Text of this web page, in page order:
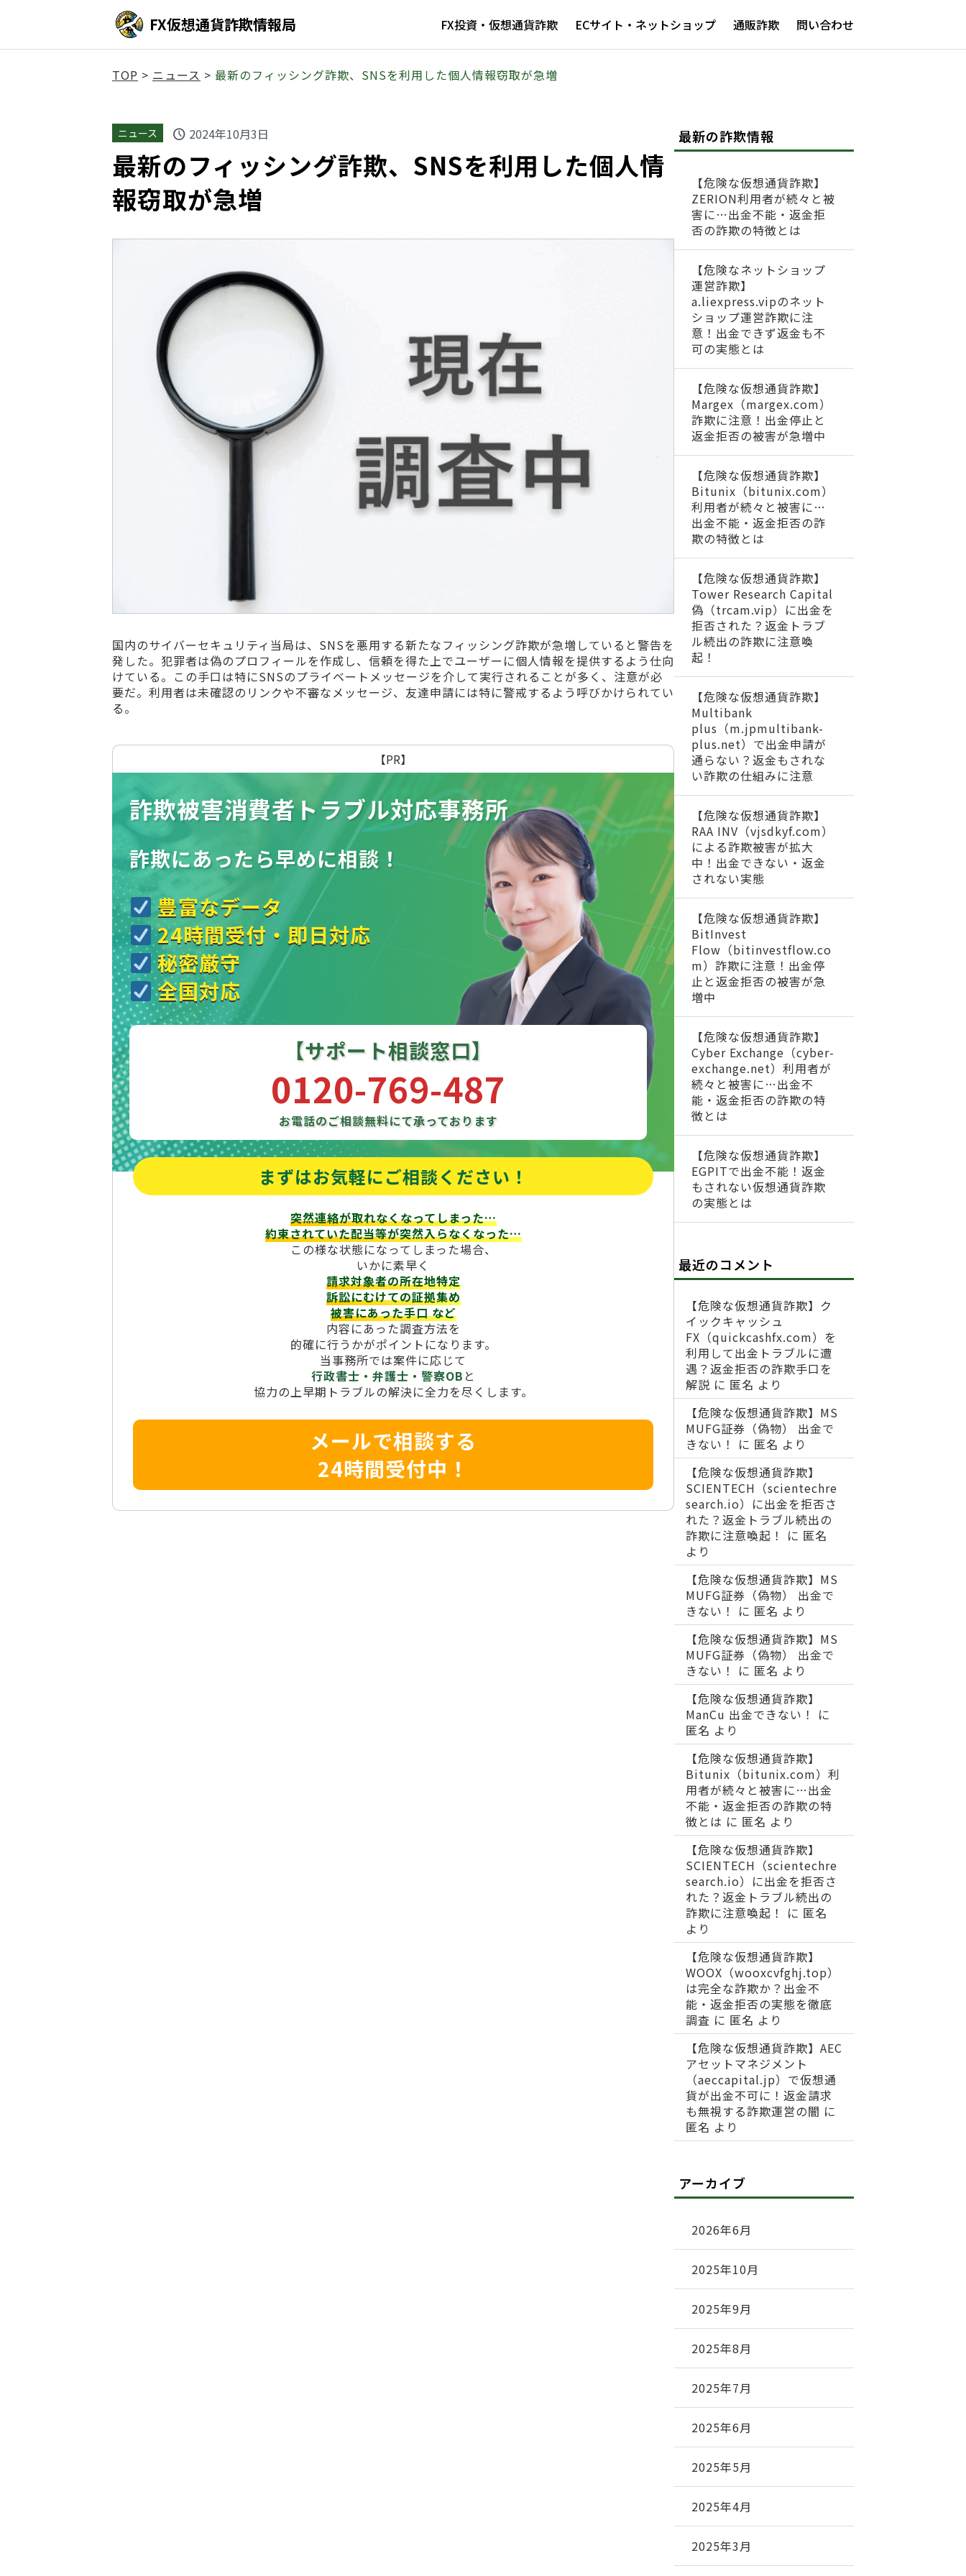
FX仮想通貨詐欺情報局 FX投資・仮想通貨詐欺 ECサイト・ネットショップ 通販詐欺 問い合わせ
TOP > ニュース > 最新のフィッシング詐欺、SNSを利用した個人情報窃取が急増
ニュース schedule 2024年10月3日
最新のフィッシング詐欺、SNSを利用した個人情
報窃取が急増
国内のサイバーセキュリティ当局は、SNSを悪用する新たなフィッシング詐欺が急増していると警告を
発した。犯罪者は偽のプロフィールを作成し、信頼を得た上でユーザーに個人情報を提供するよう仕向
けている。この手口は特にSNSのプライベートメッセージを介して実行されることが多く、注意が必
要だ。利用者は未確認のリンクや不審なメッセージ、友達申請には特に警戒するよう呼びかけられてい
る。
【PR】
詐欺被害消費者トラブル対応事務所
詐欺にあったら早めに相談！
豊富なデータ
24時間受付・即日対応
秘密厳守
全国対応
【サポート相談窓口】
0120-769-487
お電話のご相談無料にて承っております
まずはお気軽にご相談ください！
突然連絡が取れなくなってしまった…
約束されていた配当等が突然入らなくなった…
この様な状態になってしまった場合、
いかに素早く
請求対象者の所在地特定
訴訟にむけての証拠集め
被害にあった手口など
内容にあった調査方法を
的確に行うかがポイントになります。
当事務所では案件に応じて
行政書士・弁護士・警察OB と
協力の上早期トラブルの解決に全力を尽くします。
メールで相談する
24時間受付中！
最新の詐欺情報
【危険な仮想通貨詐欺】
ZERION利用者が続々と被
害に…出金不能・返金拒
否の詐欺の特徴とは
【危険なネットショップ
運営詐欺】
a.liexpress.vipのネット
ショップ運営詐欺に注
意！出金できず返金も不
可の実態とは
【危険な仮想通貨詐欺】
Margex（margex.com）
詐欺に注意！出金停止と
返金拒否の被害が急増中
【危険な仮想通貨詐欺】
Bitunix（bitunix.com）
利用者が続々と被害に…
出金不能・返金拒否の詐
欺の特徴とは
【危険な仮想通貨詐欺】
Tower Research Capital
偽（trcam.vip）に出金を
拒否された？返金トラブ
ル続出の詐欺に注意喚
起！
【危険な仮想通貨詐欺】
Multibank
plus（m.jpmultibank-
plus.net）で出金申請が
通らない？返金もされな
い詐欺の仕組みに注意
【危険な仮想通貨詐欺】
RAA INV（vjsdkyf.com）
による詐欺被害が拡大
中！出金できない・返金
されない実態
【危険な仮想通貨詐欺】
BitInvest
Flow（bitinvestflow.co
m）詐欺に注意！出金停
止と返金拒否の被害が急
増中
【危険な仮想通貨詐欺】
Cyber Exchange（cyber-
exchange.net）利用者が
続々と被害に…出金不
能・返金拒否の詐欺の特
徴とは
【危険な仮想通貨詐欺】
EGPITで出金不能！返金
もされない仮想通貨詐欺
の実態とは
最近のコメント
【危険な仮想通貨詐欺】ク
イックキャッシュ
FX（quickcashfx.com）を
利用して出金トラブルに遭
遇？返金拒否の詐欺手口を
解説 に 匿名 より
【危険な仮想通貨詐欺】MS
MUFG証券（偽物） 出金で
きない！
に 匿名 より
【危険な仮想通貨詐欺】
SCIENTECH（scientechre
search.io）に出金を拒否さ
れた？返金トラブル続出の
詐欺に注意喚起！
に 匿名
より
【危険な仮想通貨詐欺】MS
MUFG証券（偽物） 出金で
きない！
に 匿名 より
【危険な仮想通貨詐欺】MS
MUFG証券（偽物） 出金で
きない！
に 匿名 より
【危険な仮想通貨詐欺】
ManCu 出金できない！
に
匿名 より
【危険な仮想通貨詐欺】
Bitunix（bitunix.com）利
用者が続々と被害に…出金
不能・返金拒否の詐欺の特
徴とは に 匿名 より
【危険な仮想通貨詐欺】
SCIENTECH（scientechre
search.io）に出金を拒否さ
れた？返金トラブル続出の
詐欺に注意喚起！
に 匿名
より
【危険な仮想通貨詐欺】
WOOX（wooxcvfghj.top）
は完全な詐欺か？出金不
能・返金拒否の実態を徹底
調査 に 匿名 より
【危険な仮想通貨詐欺】AEC
アセットマネジメント
（aeccapital.jp）で仮想通
貨が出金不可に！返金請求
も無視する詐欺運営の闇 に
匿名 より
アーカイブ
2026年6月
2025年10月
2025年9月
2025年8月
2025年7月
2025年6月
2025年5月
2025年4月
2025年3月